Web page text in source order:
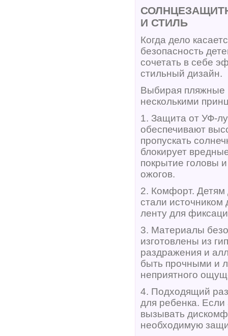
И СТИЛЬ
Когда дело
безопасность
сочетать в себе
стильный дизайн.
Выбирая пляжные
несколькими
1. Защита от УФ-
обеспечивают
пропускать
блокирует
покрытие головы
ожогов.
2. Комфорт. Детям
стали
ленту для
3. Материалы
изготовлены из
раздражения и
быть прочными и
неприятного
4. Подходящий
для ребенка.
вызывать
необходимую